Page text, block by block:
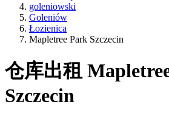
goleniowski
Goleniów
Łozienica
Mapletree Park Szczecin
仓库出租
Szczecin